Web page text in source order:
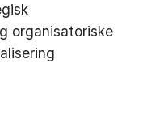
organisatoriske